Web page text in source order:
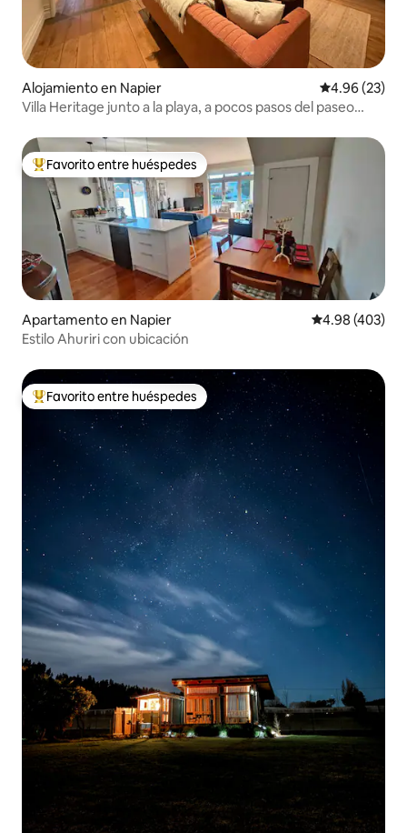
Alojamiento en Napier Calificación
4.96 (23)
Villa Heritage junto a la playa, a pocos pasos del paseo
Favorito entre huéspedes preferido
Favorito entre huéspedes
Apartamento en Napier Calificación
4.98 (403)
Estilo Ahuriri con ubicación
Favorito entre huéspedes preferido
Favorito entre huéspedes